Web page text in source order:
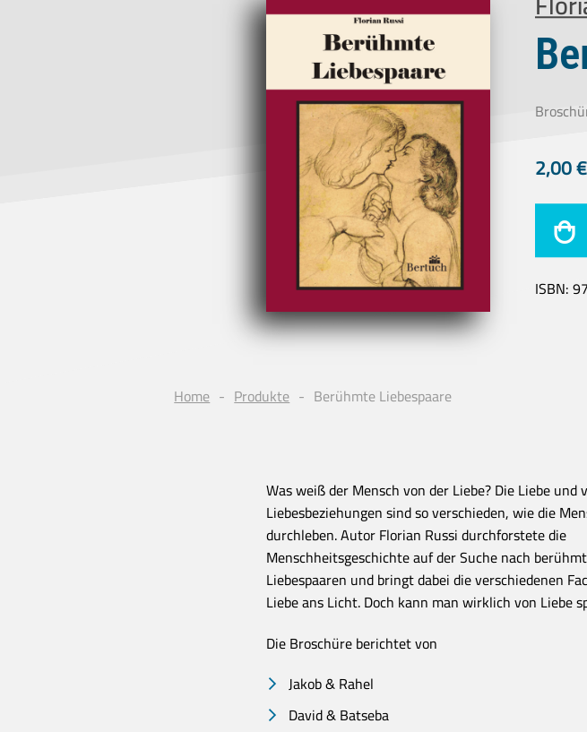
2,00€
ISBN:
Home Produkte Berühmte Liebespaare
Was weiß der Mensch von der Liebe? Die Liebe und
Liebesbeziehungen sind so verschieden, wie die
durchleben. Autor Florian Russi durchforstete die
Menschheitsgeschichte auf der Suche nach
Liebespaaren und bringt dabei die verschiedenen
Liebe ans Licht. Doch kann man wirklich von Liebe
Die Broschüre berichtet von
Jakob & Rahel
David & Batseba